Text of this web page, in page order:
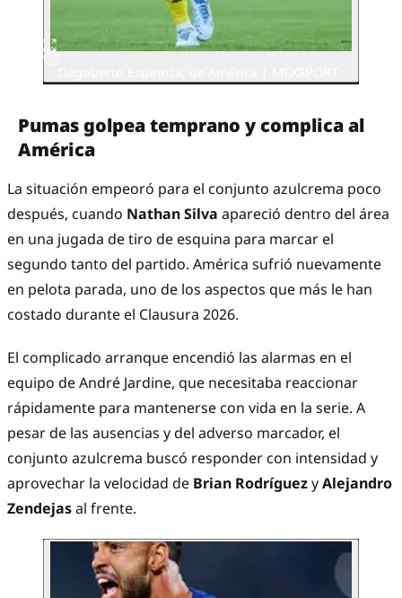
Pumas golpea temprano y complica al
América
La situación empeoró para el conjunto azulcrema poco
después, cuando Nathan Silva apareció dentro del área
en una jugada de tiro de esquina para marcar el
segundo tanto del partido. América sufrió nuevamente
en pelota parada, uno de los aspectos que más le han
costado durante el Clausura 2026.
El complicado arranque encendió las alarmas en el
equipo de André Jardine, que necesitaba reaccionar
rápidamente para mantenerse con vida en la serie. A
pesar de las ausencias y del adverso marcador, el
conjunto azulcrema buscó responder con intensidad y
aprovechar la velocidad de Brian RodríguezyAlejandro
Zendejasal frente.